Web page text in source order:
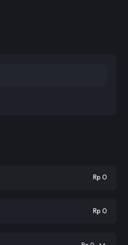
Rp 0
Rp 0